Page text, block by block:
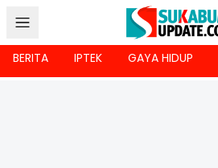
BERITA IPTEK GAYA HIDUP